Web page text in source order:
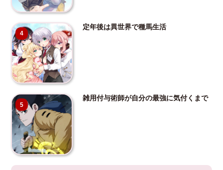
4
定年後は異世界で種馬生活
5
雑用付与術師が自分の最強に気付くまで